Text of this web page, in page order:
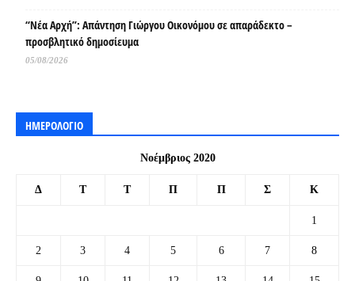
“Νέα Αρχή”: Απάντηση Γιώργου Οικονόμου σε απαράδεκτο –
προσβλητικό δημοσίευμα
05/08/2026
ΗΜΕΡΟΛΟΓΙΟ
Νοέμβριος 2020
Δ Τ Τ Π Π Σ Κ
1
2 3 4 5 6 7 8